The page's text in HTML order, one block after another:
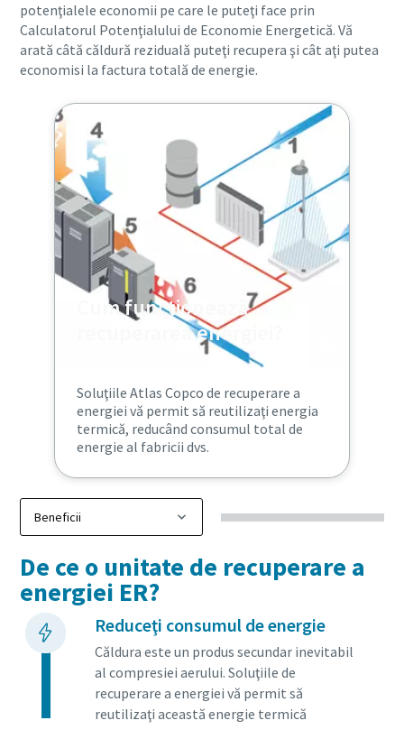
potenţialele economii pe care le puteţi face prin
Calculatorul Potenţialului de Economie Energetică. Vă
arată câtă căldură reziduală puteţi recupera şi cât aţi putea
economisi la factura totală de energie.
Soluţiile Atlas Copco de recuperare a
energiei vă permit să reutilizaţi energia
termică, reducând consumul total de
energie al fabricii dvs.
Cum funcţionează
recuperarea energiei?
De ce o unitate de recuperare a
energiei ER?
Reduceţi consumul de energie
Căldura este un produs secundar inevitabil
al compresiei aerului. Soluţiile de
recuperare a energiei vă permit să
reutilizaţi această energie termică